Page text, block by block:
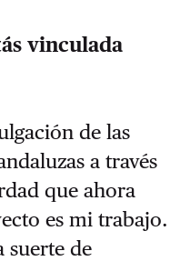
vinculada
de las
a través
que ahora
es mi trabajo.
suerte de